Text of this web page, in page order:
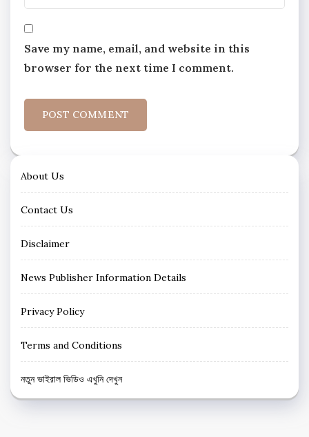
Save my name, email, and website in this
browser for the next time I comment.
About Us
Contact Us
Disclaimer
News Publisher Information Details
Privacy Policy
Terms and Conditions
নতুন ভাইরাল ভিডিও এখুনি দেখুন